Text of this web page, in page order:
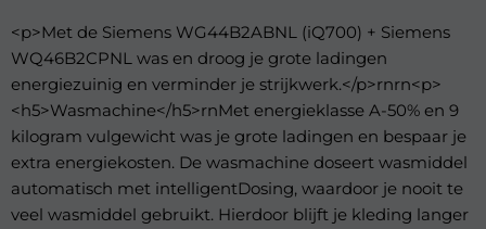
<p>Met de Siemens WG44B2ABNL (iQ700) + Siemens
WQ46B2CPNL was en droog je grote ladingen
energiezuinig en verminder je strijkwerk.</p>rnrn<p>
<h5>Wasmachine</h5>rnMet energieklasse A-50% en 9
kilogram vulgewicht was je grote ladingen en bespaar je
extra energiekosten. De wasmachine doseert wasmiddel
automatisch met intelligentDosing, waardoor je nooit te
veel wasmiddel gebruikt. Hierdoor blijft je kleding langer